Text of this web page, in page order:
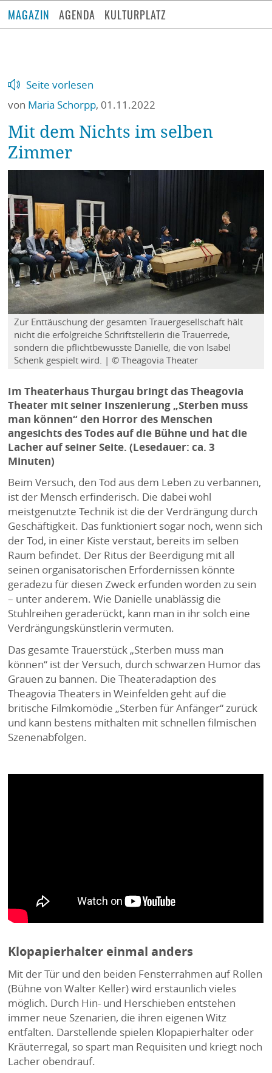
MAGAZIN AGENDA KULTURPLATZ
Seite vorlesen
von Maria Schorpp, 01.11.2022
Mit dem Nichts im selben
Zimmer
Zur Enttäuschung der gesamten Trauergesellschaft hält
nicht die erfolgreiche Schriftstellerin die Trauerrede,
sondern die pflichtbewusste Danielle, die von Isabel
Schenk gespielt wird. | © Theagovia Theater
Im Theaterhaus Thurgau bringt das Theagovia
Theater mit seiner Inszenierung „Sterben muss
man können“ den Horror des Menschen
angesichts des Todes auf die Bühne und hat die
Lacher auf seiner Seite. (Lesedauer: ca. 3
Minuten)
Beim Versuch, den Tod aus dem Leben zu verbannen,
ist der Mensch erfinderisch. Die dabei wohl
meistgenutzte Technik ist die der Verdrängung durch
Geschäftigkeit. Das funktioniert sogar noch, wenn sich
der Tod, in einer Kiste verstaut, bereits im selben
Raum befindet. Der Ritus der Beerdigung mit all
seinen organisatorischen Erfordernissen könnte
geradezu für diesen Zweck erfunden worden zu sein
– unter anderem. Wie Danielle unablässig die
Stuhlreihen geraderückt, kann man in ihr solch eine
Verdrängungskünstlerin vermuten.
Das gesamte Trauerstück „Sterben muss man
können“ ist der Versuch, durch schwarzen Humor das
Grauen zu bannen. Die Theateradaption des
Theagovia Theaters in Weinfelden geht auf die
britische Filmkomödie „Sterben für Anfänger“ zurück
und kann bestens mithalten mit schnellen filmischen
Szenenabfolgen.
Klopapierhalter einmal anders
Mit der Tür und den beiden Fensterrahmen auf Rollen
(Bühne von Walter Keller) wird erstaunlich vieles
möglich. Durch Hin- und Herschieben entstehen
immer neue Szenarien, die ihren eigenen Witz
entfalten. Darstellende spielen Klopapierhalter oder
Kräuterregal, so spart man Requisiten und kriegt noch
Lacher obendrauf.